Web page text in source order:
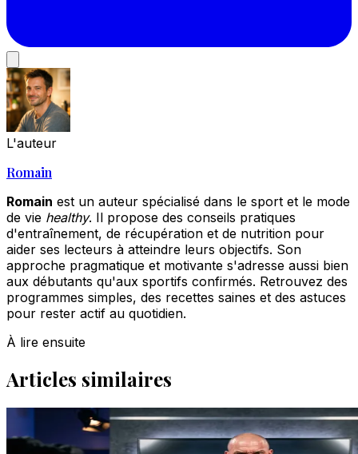
L'auteur
Romain
Romain est un auteur spécialisé dans le sport et le mode
de vie healthy. Il propose des conseils pratiques
d'entraînement, de récupération et de nutrition pour
aider ses lecteurs à atteindre leurs objectifs. Son
approche pragmatique et motivante s'adresse aussi bien
aux débutants qu'aux sportifs confirmés. Retrouvez des
programmes simples, des recettes saines et des astuces
pour rester actif au quotidien.
À lire ensuite
Articles similaires